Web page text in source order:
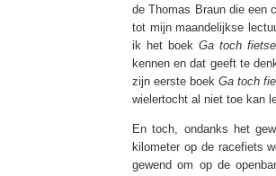
de Thomas Braun die een
tot mijn maandelijkse
ik het boek Ga toch
kennen en dat geeft te
zijn eerste boek Ga toch
wielertocht al niet toe kan
En toch, ondanks het
kilometer op de racefiets
gewend om op de